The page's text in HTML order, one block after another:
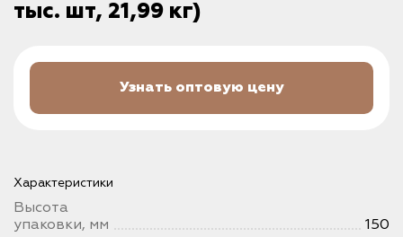
тыс. шт, 21,99 кг)
Узнать оптовую цену
Характеристики
Высота
упаковки, мм
150